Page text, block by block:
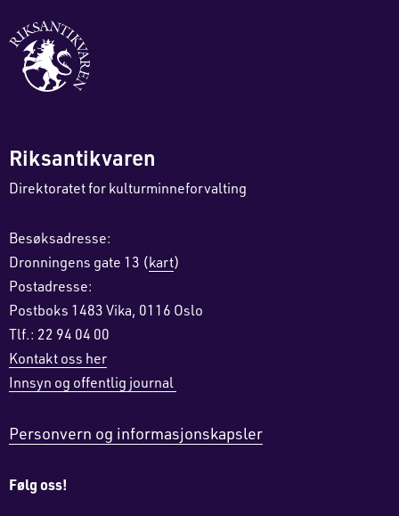
Riksantikvaren
Direktoratet for kulturminneforvalting
Besøksadresse:
Dronningens gate 13 (kart)
Postadresse:
Postboks 1483 Vika, 0116 Oslo
Tlf.: 22 94 04 00
Kontakt oss her
Innsyn og offentlig journal
Personvern og informasjonskapsler
Følg oss!